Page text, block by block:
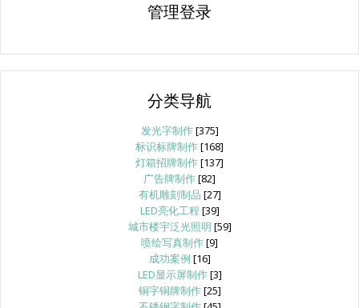
管理登录
分类导航
发光字制作[375]
标识标牌制作[168]
灯箱招牌制作[137]
广告牌制作[82]
有机雕刻制品 [27]
LED亮化工程 [39]
城市楼宇泛光照明 [59]
喷绘写真制作[9]
成功案例 [16]
LED显示屏制作[3]
铜字铜牌制作[25]